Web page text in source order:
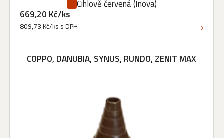
Cihlově červená(Inova)
669,20 Kč/ks
809,73 Kč/ks s DPH
COPPO, DANUBIA, SYNUS, RUNDO, ZENIT MAX